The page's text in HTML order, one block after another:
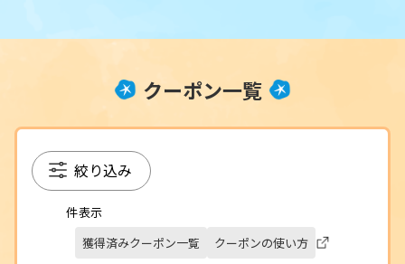
クーポン一覧
絞り込み
件表示
獲得済みクーポン一覧
クーポンの使い方